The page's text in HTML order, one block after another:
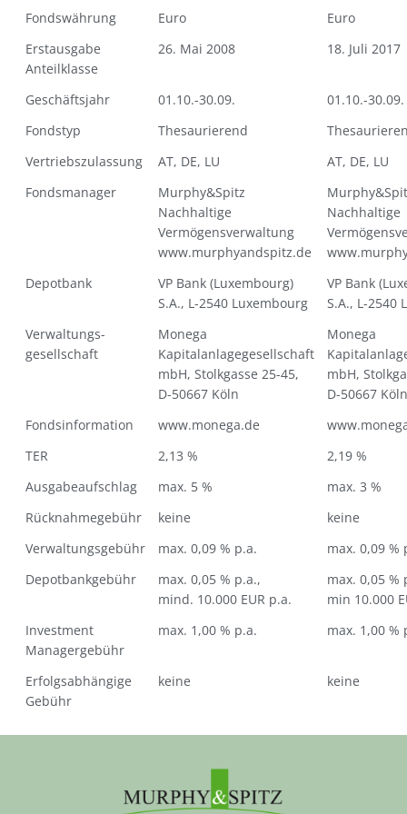
Fondswährung Euro
Euro
Erstausgabe
Anteilklasse
26. Mai 2008 18. Juli 2017
Geschäftsjahr 01.10.-30.09.
01.10.-30.09.
Fondstyp
Thesaurierend
Vertriebszulassung
AT, DE, LU
AT, DE, LU
Fondsmanager
Murphy&Spitz
Nachhaltige
Vermögensverwaltung
www.murphyandspitz.de
Nachhaltige
Depotbank
VP Bank (Luxembourg)
S.A., L-2540 Luxembourg
VP Bank
S.A., L-2540
Verwaltungs-
gesellschaft
Monega
Kapitalanlagegesellschaft
mbH, Stolkgasse 25-45,
D-50667 Köln
Monega
mbH,
D-50667 Köln
Fondsinformation
www.monega.de
TER
2,13 %
2,19 %
Ausgabeaufschlag
max. 5 %
max. 3 %
Rücknahmegebühr
keine
keine
Verwaltungsgebühr
max. 0,09 % p.a.
max. 0,09 %
Depotbankgebühr
max. 0,05 % p.a.,
mind. 10.000 EUR p.a.
max. 0,05 %
min 10.000
Investment
Managergebühr
max. 1,00 % p.a. max. 1,00 %
Erfolgsabhängige
Gebühr
keine keine